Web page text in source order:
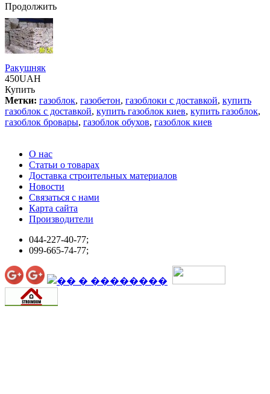
Продолжить
Ракушняк
450UAH
Купить
Метки: газоблок, газобетон, газоблоки с доставкой, купить
газоблок с доставкой, купить газоблок киев, купить газоблок,
газоблок бровары, газоблок обухов, газоблок киев
О нас
Статьи о товарах
Доставка строительных материалов
Новости
Связаться с нами
Карта сайта
Производители
044-227-40-77;
099-665-74-77;